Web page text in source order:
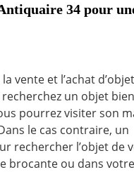
34 pour
vente et l’achat
un objet
pourrez visiter son
le cas contraire, un
rechercher l’objet de
brocante ou dans votre